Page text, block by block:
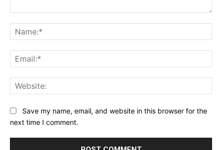
Save my name, email, and website in this browser for the
next time I comment.